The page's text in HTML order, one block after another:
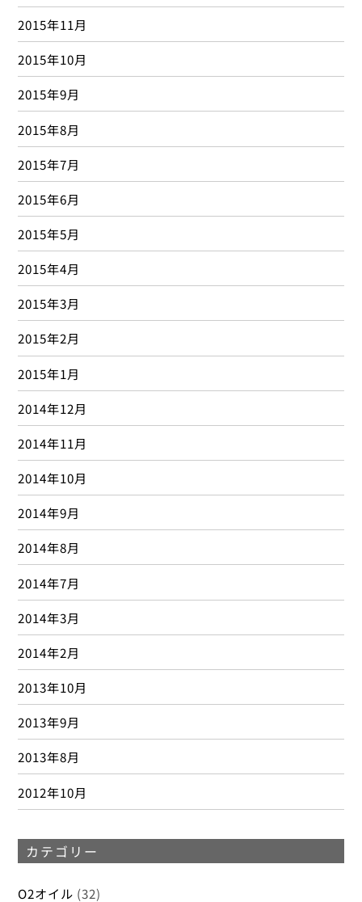
2015年11月
2015年10月
2015年9月
2015年8月
2015年7月
2015年6月
2015年5月
2015年4月
2015年3月
2015年2月
2015年1月
2014年12月
2014年11月
2014年10月
2014年9月
2014年8月
2014年7月
2014年3月
2014年2月
2013年10月
2013年9月
2013年8月
2012年10月
カテゴリー
O2オイル (32)